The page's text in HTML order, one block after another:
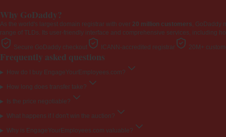
Why GoDaddy?
As the world's largest domain registrar with over 20 million customers, GoDaddy
range of TLDs. Its user-friendly interface and comprehensive services, including
Secure GoDaddy checkout ICANN-accredited registrar 20M+
Frequently asked questions
How do I buy EngageYourEmployees.com?
How long does transfer take?
Is the price negotiable?
What happens if I don't win the auction?
Why is EngageYourEmployees.com valuable?